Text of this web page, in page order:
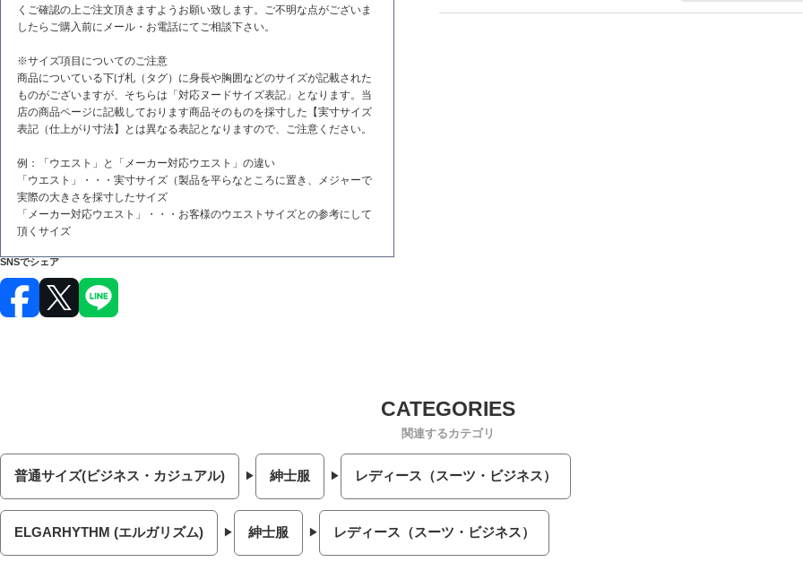
くご確認の上ご注文頂きますようお願い致します。ご不明な点がございま
したらご購入前にメール・お電話にてご相談下さい。
※サイズ項目についてのご注意
商品についている下げ札（タグ）に身長や胸囲などのサイズが記載された
ものがございますが、そちらは「対応ヌードサイズ表記」となります。当
店の商品ページに記載しております商品そのものを採寸した【実寸サイズ
表記（仕上がり寸法】とは異なる表記となりますので、ご注意ください。
例：「ウエスト」と「メーカー対応ウエスト」の違い
「ウエスト」・・・実寸サイズ（製品を平らなところに置き、メジャーで
実際の大きさを採寸したサイズ
「メーカー対応ウエスト」・・・お客様のウエストサイズとの参考にして
頂くサイズ
SNSでシェア
関連するカテゴリ
普通サイズ(ビジネス・カジュアル) 紳士服 レディース（スーツ・ビジネス）
ELGARHYTHM (エルガリズム) 紳士服 レディース（スーツ・ビジネス）